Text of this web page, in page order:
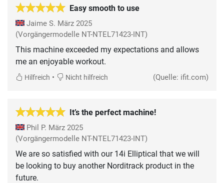
Easy smooth to use
Jaime S. März 2025
(Vorgängermodelle NT-NTEL71423-INT)
This machine exceeded my expectations and allows
me an enjoyable workout.
Hilfreich • Nicht hilfreich (Quelle: ifit.com)
It’s the perfect machine!
Phil P. März 2025
(Vorgängermodelle NT-NTEL71423-INT)
We are so satisfied with our 14i Elliptical that we will
be looking to buy another Norditrack product in the
future.